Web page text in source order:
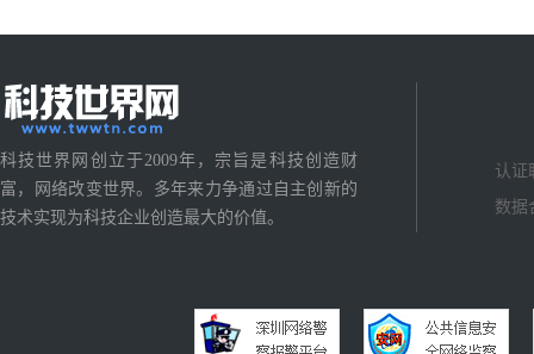
科技世界网创立于2009年，宗旨是科技创造财
富，网络改变世界。多年来力争通过自主创新的
技术实现为科技企业创造最大的价值。
认证
数据